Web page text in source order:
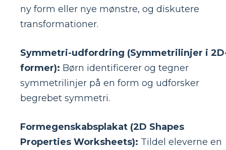
ny form eller nye mønstre, og diskutere
transformationer.
Symmetri-udfordring (Symmetrilinjer i
former): Børn identificerer og tegner
symmetrilinjer på en form og udforsker
begrebet symmetri.
Formegenskabsplakat (2D Shapes
Properties Worksheets): Tildel eleverne en